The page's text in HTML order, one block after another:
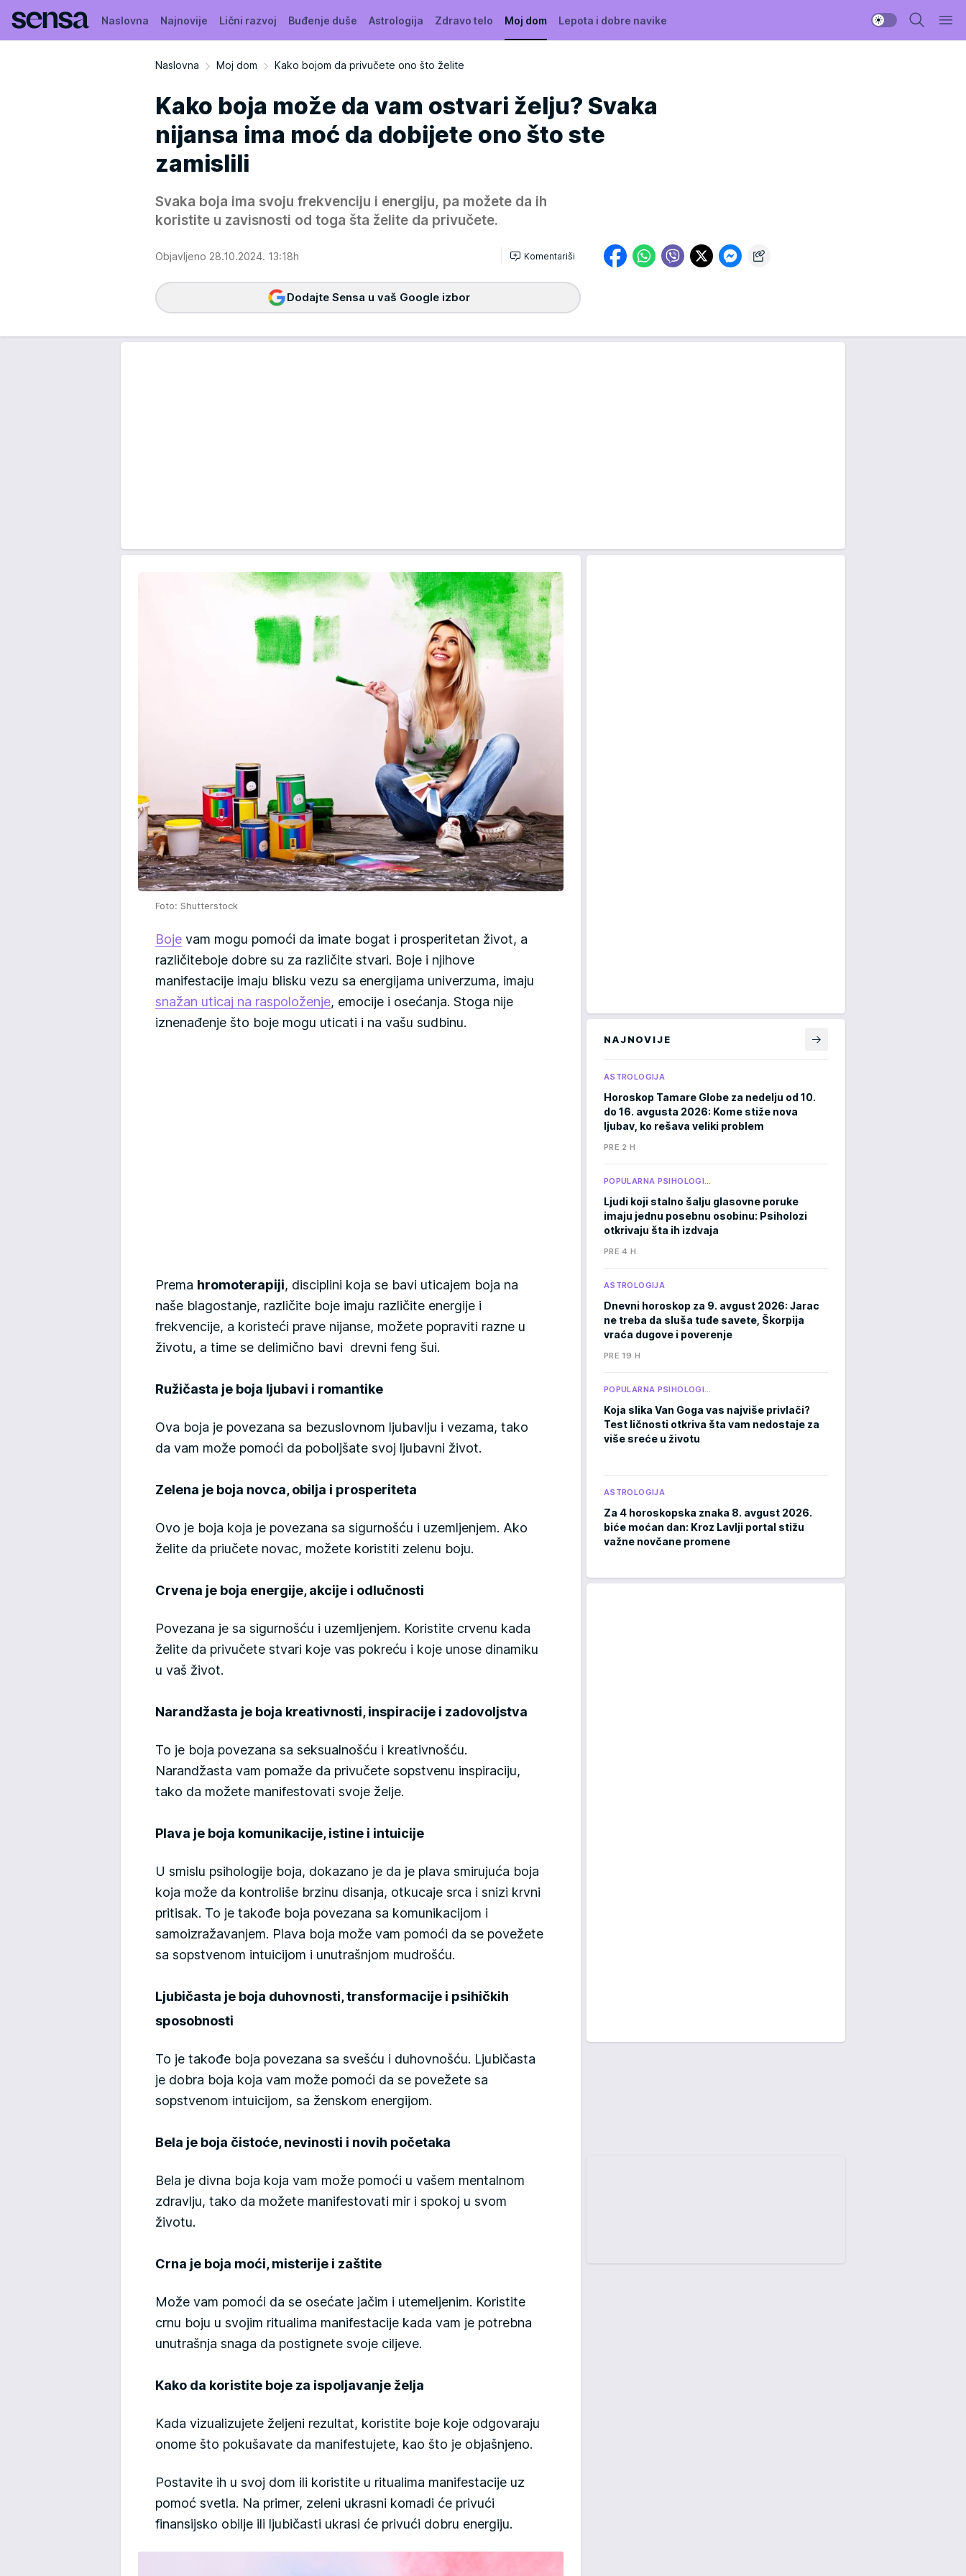
Naslovna Najnovije Lični razvoj Buđenje duše Astrologija Zdravo telo Moj dom Lepota i dobre navike
Naslovna Moj dom Kako bojom da privučete ono što želite
Kako boja može da vam ostvari želju? Svaka
nijansa ima moć da dobijete ono što ste
zamislili
Svaka boja ima svoju frekvenciju i energiju, pa možete da ih
koristite u zavisnosti od toga šta želite da privučete.
Objavljeno 28.10.2024. 13:18h Komentariši
Dodajte Sensa u vaš Google izbor
Foto: Shutterstock
Boje vam mogu pomoći da imate bogat i prosperitetan život, a
različiteboje dobre su za različite stvari. Boje i njihove
manifestacije imaju blisku vezu sa energijama univerzuma, imaju
snažan uticaj na raspoloženje, emocije i osećanja. Stoga nije
iznenađenje što boje mogu uticati i na vašu sudbinu.
Prema hromoterapiji, disciplini koja se bavi uticajem boja na
naše blagostanje, različite boje imaju različite energije i
frekvencije, a koristeći prave nijanse, možete popraviti razne u
životu, a time se delimično bavi drevni feng šui.
Ružičasta je boja ljubavi i romantike
Ova boja je povezana sa bezuslovnom ljubavlju i vezama, tako
da vam može pomoći da poboljšate svoj ljubavni život.
Zelena je boja novca, obilja i prosperiteta
Ovo je boja koja je povezana sa sigurnošću i uzemljenjem. Ako
želite da priučete novac, možete koristiti zelenu boju.
Crvena je boja energije, akcije i odlučnosti
Povezana je sa sigurnošću i uzemljenjem. Koristite crvenu kada
želite da privučete stvari koje vas pokreću i koje unose dinamiku
u vaš život.
Narandžasta je boja kreativnosti, inspiracije i zadovoljstva
To je boja povezana sa seksualnošću i kreativnošću.
Narandžasta vam pomaže da privučete sopstvenu inspiraciju,
tako da možete manifestovati svoje želje.
Plava je boja komunikacije, istine i intuicije
U smislu psihologije boja, dokazano je da je plava smirujuća boja
koja može da kontroliše brzinu disanja, otkucaje srca i snizi krvni
pritisak. To je takođe boja povezana sa komunikacijom i
samoizražavanjem. Plava boja može vam pomoći da se povežete
sa sopstvenom intuicijom i unutrašnjom mudrošću.
Ljubičasta je boja duhovnosti, transformacije i psihičkih
sposobnosti
To je takođe boja povezana sa svešću i duhovnošću. Ljubičasta
je dobra boja koja vam može pomoći da se povežete sa
sopstvenom intuicijom, sa ženskom energijom.
Bela je boja čistoće, nevinosti i novih početaka
Bela je divna boja koja vam može pomoći u vašem mentalnom
zdravlju, tako da možete manifestovati mir i spokoj u svom
životu.
Crna je boja moći, misterije i zaštite
Može vam pomoći da se osećate jačim i utemeljenim. Koristite
crnu boju u svojim ritualima manifestacije kada vam je potrebna
unutrašnja snaga da postignete svoje ciljeve.
Kako da koristite boje za ispoljavanje želja
Kada vizualizujete željeni rezultat, koristite boje koje odgovaraju
onome što pokušavate da manifestujete, kao što je objašnjeno.
Postavite ih u svoj dom ili koristite u ritualima manifestacije uz
pomoć svetla. Na primer, zeleni ukrasni komadi će privući
finansijsko obilje ili ljubičasti ukrasi će privući dobru energiju.
NAJNOVIJE
ASTROLOGIJA
Horoskop Tamare Globe za nedelju od 10.
do 16. avgusta 2026: Kome stiže nova
ljubav, ko rešava veliki problem
PRE 2 H
POPULARNA PSIHOLOGI…
Ljudi koji stalno šalju glasovne poruke
imaju jednu posebnu osobinu: Psiholozi
otkrivaju šta ih izdvaja
PRE 4 H
ASTROLOGIJA
Dnevni horoskop za 9. avgust 2026: Jarac
ne treba da sluša tuđe savete, Škorpija
vraća dugove i poverenje
PRE 19 H
POPULARNA PSIHOLOGI…
Koja slika Van Goga vas najviše privlači?
Test ličnosti otkriva šta vam nedostaje za
više sreće u životu
ASTROLOGIJA
Za 4 horoskopska znaka 8. avgust 2026.
biće moćan dan: Kroz Lavlji portal stižu
važne novčane promene